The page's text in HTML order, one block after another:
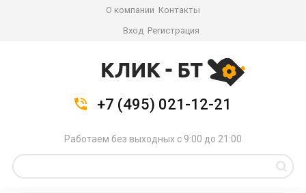
О компании Контакты
Вход Регистрация
+7 (495) 021-12-21
Работаем без выходных с 9:00 до 21:00